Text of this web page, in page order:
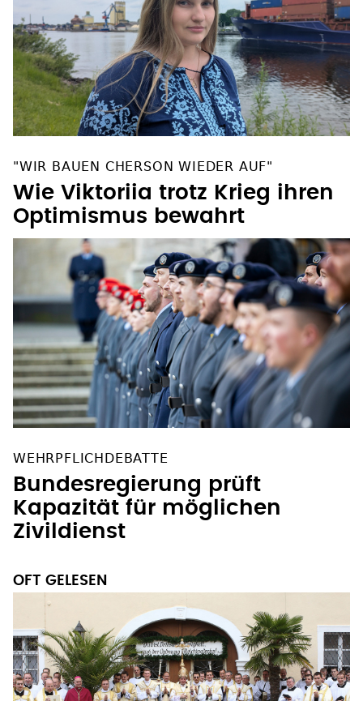
"WIR BAUEN CHERSON WIEDER AUF"
Wie Viktoriia trotz Krieg ihren
Optimismus bewahrt
WEHRPFLICHDEBATTE
Bundesregierung prüft
Kapazität für möglichen
Zivildienst
OFT GELESEN